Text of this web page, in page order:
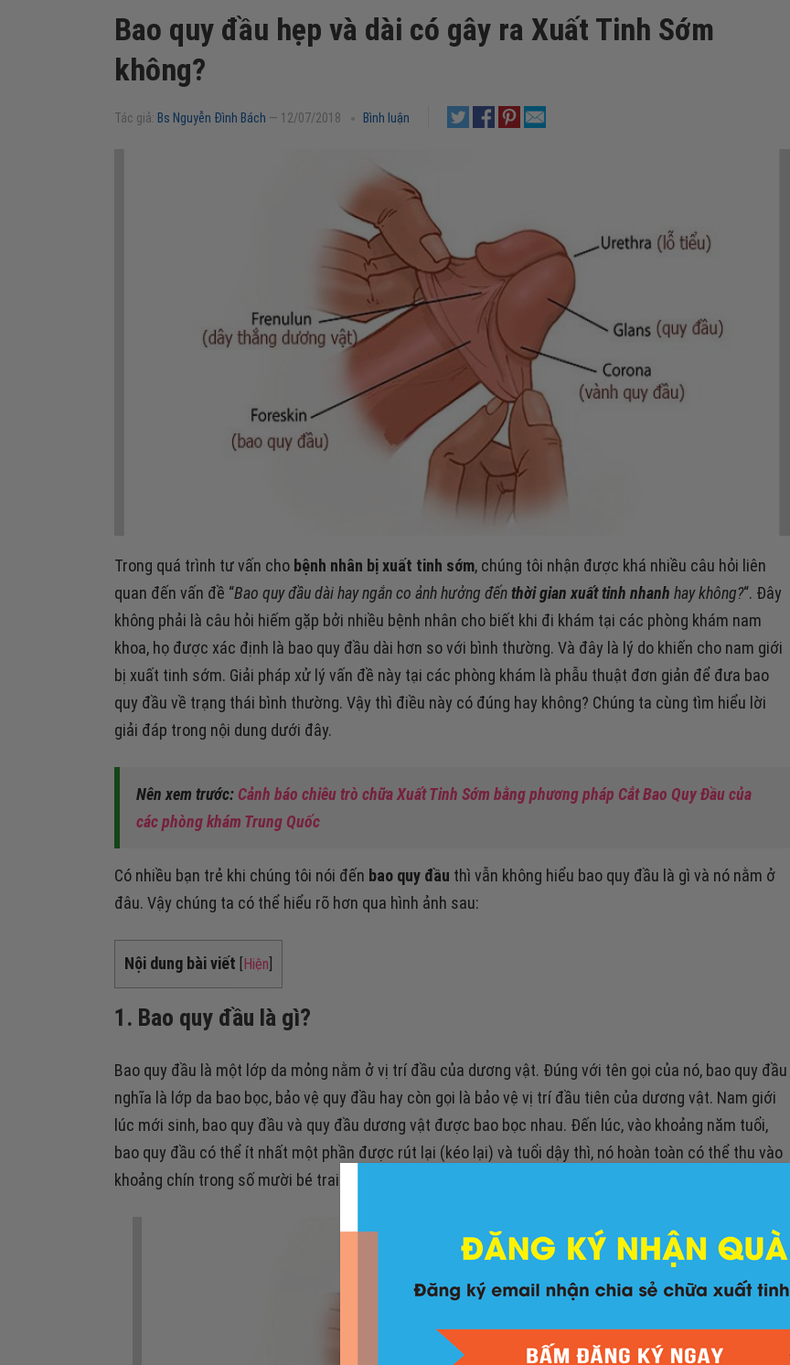
Bao quy đầu hẹp và dài có gây ra Xuất Tinh Sớm
không?
Tác giả: Bs Nguyễn Đình Bách — 12/07/2018 Bình luận
Trong quá trình tư vấn cho bệnh nhân bị xuất tinh sớm, chúng tôi nhận được khá nhiều câu hỏi liên
quan đến vấn đề “Bao quy đầu dài hay ngắn co ảnh hưởng đếnthời gian xuất tinh nhanh hay không?“. Đây
không phải là câu hỏi hiếm gặp bởi nhiều bệnh nhân cho biết khi đi khám tại các phòng khám nam
khoa, họ được xác định là bao quy đầu dài hơn so với bình thường. Và đây là lý do khiến cho nam giới
bị xuất tinh sớm. Giải pháp xử lý vấn đề này tại các phòng khám là phẫu thuật đơn giản để đưa bao
quy đầu về trạng thái bình thường. Vậy thì điều này có đúng hay không? Chúng ta cùng tìm hiểu lời
giải đáp trong nội dung dưới đây.
Nên xem trước: Cảnh báo chiêu trò chữa Xuất Tinh Sớm bằng phương pháp Cắt Bao Quy Đầu của
các phòng khám Trung Quốc
Có nhiều bạn trẻ khi chúng tôi nói đến bao quy đầu thì vẫn không hiểu bao quy đầu là gì và nó nằm ở
đâu. Vậy chúng ta có thể hiểu rõ hơn qua hình ảnh sau:
Nội dung bài viết Hiện
1. Bao quy đầu là gì?
Bao quy đầu là một lớp da mỏng nằm ở vị trí đầu của dương vật. Đúng với tên gọi của nó, bao quy đầu
nghĩa là lớp da bao bọc, bảo vệ quy đầu hay còn gọi là bảo vệ vị trí đầu tiên của dương vật. Nam giới
lúc mới sinh, bao quy đầu và quy đầu dương vật được bao bọc nhau. Đến lúc, vào khoảng năm tuổi,
bao quy đầu có thể ít nhất một phần được rút lại (kéo lại) và tuổi dậy thì, nó hoàn toàn có thể thu vào
khoảng chín trong số mười bé trai.